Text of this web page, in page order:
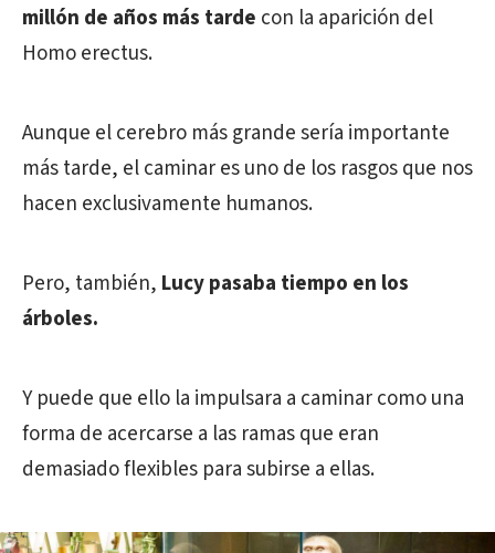
millón de años más tarde con la aparición del
Homo erectus.
Aunque el cerebro más grande sería importante
más tarde, el caminar es uno de los rasgos que nos
hacen exclusivamente humanos.
Pero, también, Lucy pasaba tiempo en los
árboles.
Y puede que ello la impulsara a caminar como una
forma de acercarse a las ramas que eran
demasiado flexibles para subirse a ellas.